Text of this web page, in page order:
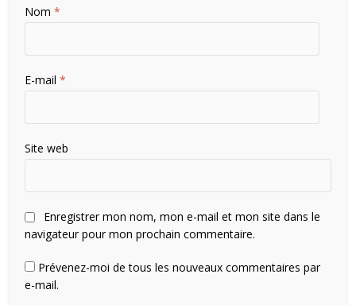
Nom*
E-mail*
Site web
Enregistrer mon nom, mon e-mail et mon site dans le
navigateur pour mon prochain commentaire.
Prévenez-moi de tous les nouveaux commentaires par
e-mail.